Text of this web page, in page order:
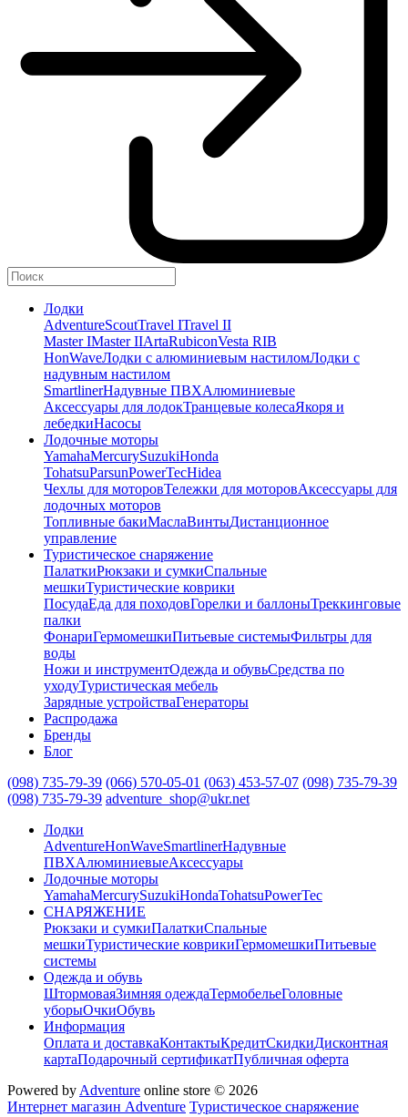
Лодки
AdventureScoutTravel ITravel II
Master IMaster IIArtaRubiconVesta RIB
HonWaveЛодки с алюминиевым настиломЛодки с
надувным настилом
SmartlinerНадувные ПВХАлюминиевые
Аксессуары для лодокТранцевые колесаЯкоря и
лебедкиНасосы
Лодочные моторы
YamahaMercurySuzukiHonda
TohatsuParsunPowerTecHidea
Чехлы для моторовТележки для моторовАксессуары для
лодочных моторов
Топливные бакиМаслаВинтыДистанционное
управление
Туристическое снаряжение
ПалаткиРюкзаки и сумкиСпальные
мешкиТуристические коврики
ПосудаЕда для походовГорелки и баллоныТреккинговые
палки
ФонариГермомешкиПитьевые системыФильтры для
воды
Ножи и инструментОдежда и обувьСредства по
уходуТуристическая мебель
Зарядные устройстваГенераторы
Распродажа
Бренды
Блог
(098) 735-79-39 (066) 570-05-01 (063) 453-57-07 (098) 735-79-39
(098) 735-79-39 adventure_shop@ukr.net
Лодки
AdventureHonWaveSmartlinerНадувные
ПВХАлюминиевыеАксессуары
Лодочные моторы
YamahaMercurySuzukiHondaTohatsuPowerTec
СНАРЯЖЕНИЕ
Рюкзаки и сумкиПалаткиСпальные
мешкиТуристические коврикиГермомешкиПитьевые
системы
Одежда и обувь
ШтормоваяЗимняя одеждаТермобельеГоловные
уборыОчкиОбувь
Информация
Оплата и доставкаКонтактыКредитСкидкиДисконтная
картаПодарочный сертификатПубличная оферта
Powered by Adventure online store © 2026
Интернет магазин Adventure Туристическое снаряжение